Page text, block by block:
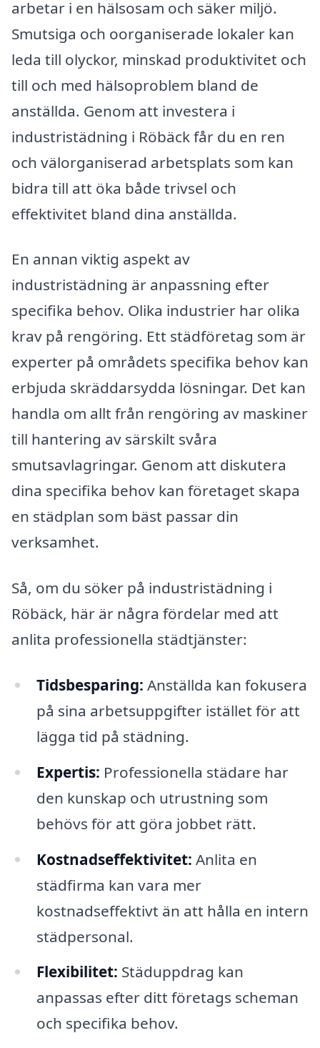
arbetar i en hälsosam och säker miljö.
Smutsiga och oorganiserade lokaler kan
leda till olyckor, minskad produktivitet och
till och med hälsoproblem bland de
anställda. Genom att investera i
industristädning i Röbäck får du en ren
och välorganiserad arbetsplats som kan
bidra till att öka både trivsel och
effektivitet bland dina anställda.
En annan viktig aspekt av
industristädning är anpassning efter
specifika behov. Olika industrier har olika
krav på rengöring. Ett städföretag som är
experter på områdets specifika behov kan
erbjuda skräddarsydda lösningar. Det kan
handla om allt från rengöring av maskiner
till hantering av särskilt svåra
smutsavlagringar. Genom att diskutera
dina specifika behov kan företaget skapa
en städplan som bäst passar din
verksamhet.
Så, om du söker på industristädning i
Röbäck, här är några fördelar med att
anlita professionella städtjänster:
Tidsbesparing: Anställda kan fokusera
på sina arbetsuppgifter istället för att
lägga tid på städning.
Expertis: Professionella städare har
den kunskap och utrustning som
behövs för att göra jobbet rätt.
Kostnadseffektivitet: Anlita en
städfirma kan vara mer
kostnadseffektivt än att hålla en intern
städpersonal.
Flexibilitet: Städuppdrag kan
anpassas efter ditt företags scheman
och specifika behov.